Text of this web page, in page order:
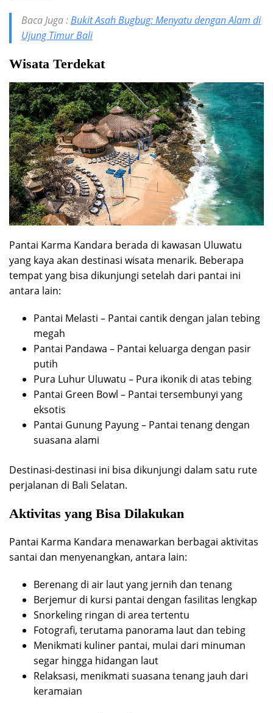
Baca Juga :Bukit Asah Bugbug: Menyatu dengan Alam di
Ujung Timur Bali
Wisata Terdekat
Pantai Karma Kandara berada di kawasan Uluwatu
yang kaya akan destinasi wisata menarik. Beberapa
tempat yang bisa dikunjungi setelah dari pantai ini
antara lain:
Pantai Melasti – Pantai cantik dengan jalan tebing
megah
Pantai Pandawa – Pantai keluarga dengan pasir
putih
Pura Luhur Uluwatu – Pura ikonik di atas tebing
Pantai Green Bowl – Pantai tersembunyi yang
eksotis
Pantai Gunung Payung – Pantai tenang dengan
suasana alami
Destinasi-destinasi ini bisa dikunjungi dalam satu rute
perjalanan di Bali Selatan.
Aktivitas yang Bisa Dilakukan
Pantai Karma Kandara menawarkan berbagai aktivitas
santai dan menyenangkan, antara lain:
Berenang di air laut yang jernih dan tenang
Berjemur di kursi pantai dengan fasilitas lengkap
Snorkeling ringan di area tertentu
Fotografi, terutama panorama laut dan tebing
Menikmati kuliner pantai, mulai dari minuman
segar hingga hidangan laut
Relaksasi, menikmati suasana tenang jauh dari
keramaian